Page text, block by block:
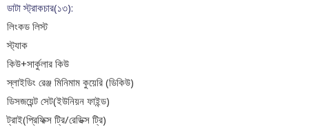
ডাটা স্ট্রাকচার(১৩):
লিংকড লিস্ট
স্ট্যাক
কিউ+সার্কুলার কিউ
স্লাইডিং রেঞ্জ মিনিমাম কুয়েরি (ডিকিউ)
ডিসজয়েন্ট সেট(ইউনিয়ন ফাইন্ড)
ট্রাই(প্রিফিক্স ট্রি/রেডিক্স ট্রি)